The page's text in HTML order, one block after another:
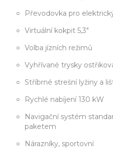
Převodovka pro
Virtuální kokpit 5,3"
Volba jízních režimů
Vyhřívané trysky
Stříbrné strešní lyžiny a
Rychlé nabíjení 130 kW
Navigační systém
paketem
Nárazníky, sportovní